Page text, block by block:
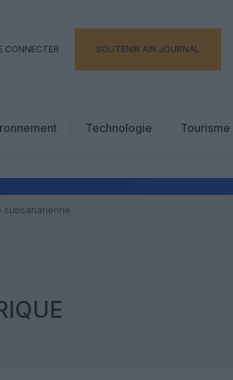
CONNECTER SOUTENIR AIR JOURNAL
Technologie
Tourisme
Hôtellerie
subsaharienne